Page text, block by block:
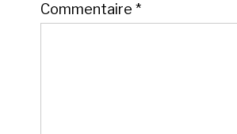
Commentaire *